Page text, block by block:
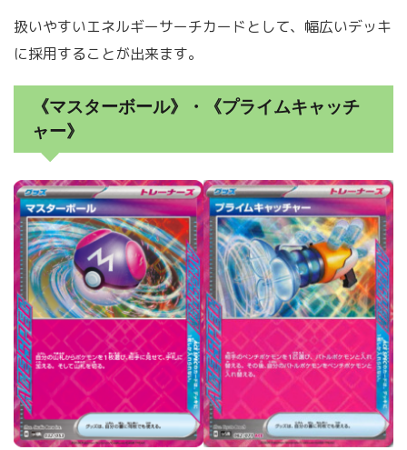
扱いやすいエネルギーサーチカードとして、幅広いデッキ
に採用することが出来ます。
《マスターボール》・《プライムキャッチ
ャー》